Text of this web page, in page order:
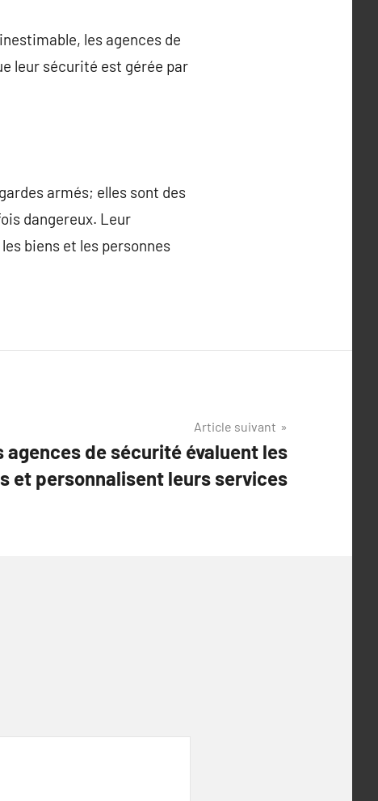
les agences de
leur sécurité est gérée par
armés; elles sont des
dangereux. Leur
biens et les personnes
Article suivant
agences de sécurité évaluent les
et personnalisent leurs services